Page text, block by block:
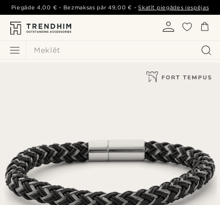
Meklēt
Piegāde4,00 € - Bezmaksas pār49,00 € -Skatīt piegādes iespējas